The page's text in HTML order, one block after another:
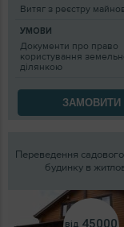
Витяг з реєстру
УМОВИ
Документи про право
користування
ділянкою
ЗАМОВИТИ
Переведення
будинку в
від 45000